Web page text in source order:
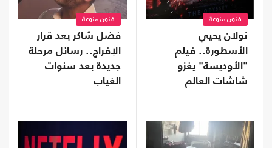
فنون منوعة
نولان يحيي
الأسطورة.. فيلم
"الأوديسة" يغزو
شاشات العالم
فنون منوعة
فضل شاكر بعد قرار
الإفراج.. رسائل مرحلة
جديدة بعد سنوات
الغياب